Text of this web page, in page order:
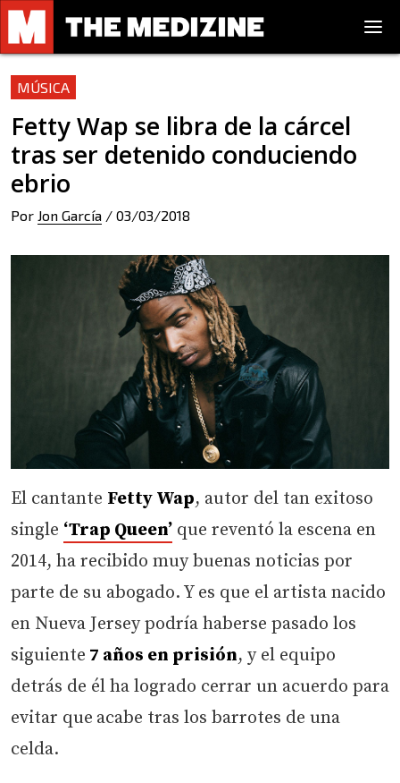
MÚSICA
Fetty Wap se libra de la cárcel
tras ser detenido conduciendo
ebrio
Por Jon García / 03/03/2018
El cantante Fetty Wap, autor del tan exitoso
single ‘Trap Queen’ que reventó la escena en
2014, ha recibido muy buenas noticias por
parte de su abogado. Y es que el artista nacido
en Nueva Jersey podría haberse pasado los
siguiente 7 años en prisión, y el equipo
detrás de él ha logrado cerrar un acuerdo para
evitar que acabe tras los barrotes de una
celda.